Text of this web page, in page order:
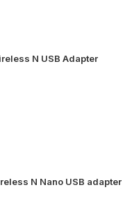
N USB Adapter
N Nano USB adapter